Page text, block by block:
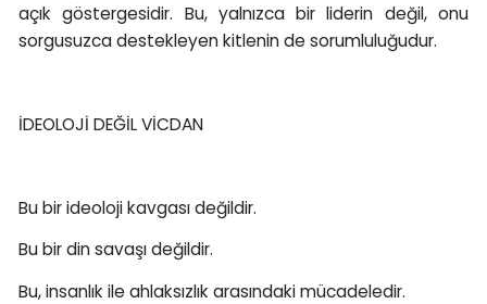
açık göstergesidir. Bu, yalnızca bir liderin değil, onu
sorgusuzca destekleyen kitlenin de sorumluluğudur.
İDEOLOJİ DEĞİL VİCDAN
Bu bir ideoloji kavgası değildir.
Bu bir din savaşı değildir.
Bu, insanlık ile ahlaksızlık arasındaki mücadeledir.